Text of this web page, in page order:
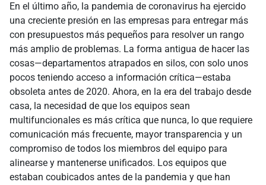
En el último año, la pandemia de coronavirus ha ejercido
una creciente presión en las empresas para entregar más
con presupuestos más pequeños para resolver un rango
más amplio de problemas. La forma antigua de hacer las
cosas—departamentos atrapados en silos, con solo unos
pocos teniendo acceso a información crítica—estaba
obsoleta antes de 2020. Ahora, en la era del trabajo desde
casa, la necesidad de que los equipos sean
multifuncionales es más crítica que nunca, lo que requiere
comunicación más frecuente, mayor transparencia y un
compromiso de todos los miembros del equipo para
alinearse y mantenerse unificados. Los equipos que
estaban coubicados antes de la pandemia y que han